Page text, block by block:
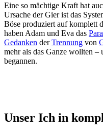
Eine so mächtige Kraft hat
Ursache der Gier ist das
Böse produziert auf komplett
haben Adam und Eva das
Gedanken derTrennung von
mehr als das Ganze wollten –
begannen.
Unser Ich in